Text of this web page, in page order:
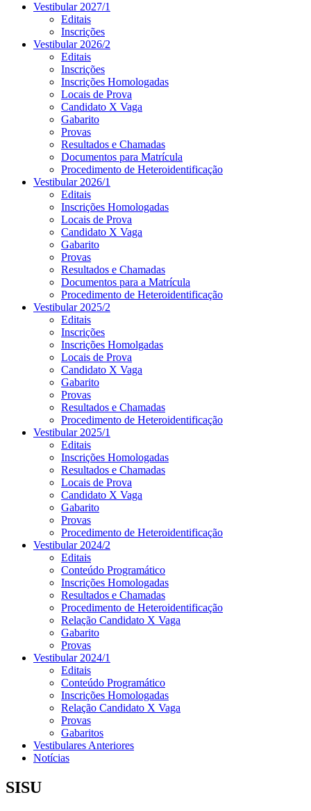
Vestibular 2027/1
Editais
Inscrições
Vestibular 2026/2
Editais
Inscrições
Inscrições Homologadas
Locais de Prova
Candidato X Vaga
Gabarito
Provas
Resultados e Chamadas
Documentos para Matrícula
Procedimento de Heteroidentificação
Vestibular 2026/1
Editais
Inscrições Homologadas
Locais de Prova
Candidato X Vaga
Gabarito
Provas
Resultados e Chamadas
Documentos para a Matrícula
Procedimento de Heteroidentificação
Vestibular 2025/2
Editais
Inscrições
Inscrições Homolgadas
Locais de Prova
Candidato X Vaga
Gabarito
Provas
Resultados e Chamadas
Procedimento de Heteroidentificação
Vestibular 2025/1
Editais
Inscrições Homologadas
Resultados e Chamadas
Locais de Prova
Candidato X Vaga
Gabarito
Provas
Procedimento de Heteroidentificação
Vestibular 2024/2
Editais
Conteúdo Programático
Inscrições Homologadas
Resultados e Chamadas
Procedimento de Heteroidentificação
Relação Candidato X Vaga
Gabarito
Provas
Vestibular 2024/1
Editais
Conteúdo Programático
Inscrições Homologadas
Relação Candidato X Vaga
Provas
Gabaritos
Vestibulares Anteriores
Notícias
SISU